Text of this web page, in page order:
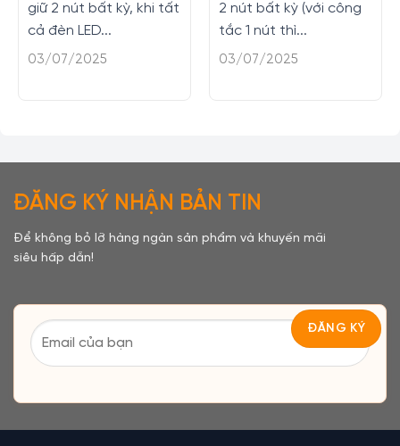
giữ 2 nút bất kỳ, khi tất
cả đèn LED...
03/07/2025
2 nút bất kỳ (với công
tắc 1 nút thì...
03/07/2025
ĐĂNG KÝ NHẬN BẢN TIN
Để không bỏ lỡ hàng ngàn sản phẩm và khuyến mãi
siêu hấp dẫn!